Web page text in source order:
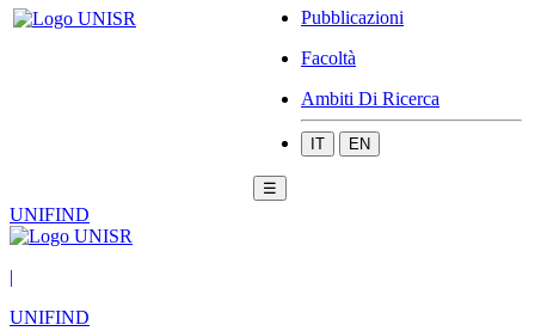
Pubblicazioni
Facoltà
Ambiti Di Ricerca
IT EN
☰
UNIFIND
|
UNIFIND